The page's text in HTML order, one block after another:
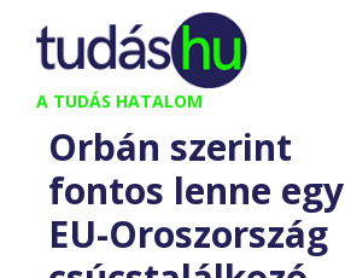
Kilépés
tartalomba
A TUDÁS HATALOM
Orbán szerint
fontos lenne egy
EU-Oroszország